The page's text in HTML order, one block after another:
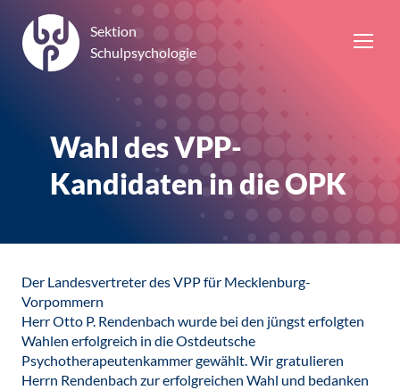
Sektion
Schulpsychologie
Wahl des VPP-
Kandidaten in die OPK
Der Landesvertreter des VPP für Mecklenburg-
Vorpommern
Herr Otto P. Rendenbach wurde bei den jüngst erfolgten
Wahlen erfolgreich in die Ostdeutsche
Psychotherapeutenkammer gewählt. Wir gratulieren
Herrn Rendenbach zur erfolgreichen Wahl und bedanken